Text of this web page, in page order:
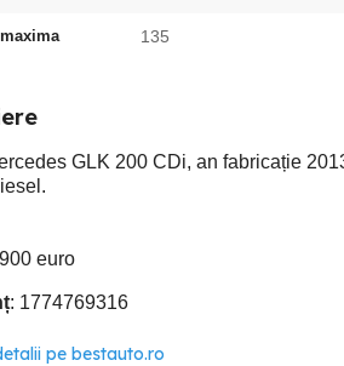
135
GLK 200 CDi, an fabricație
euro
: 1774769316
pe bestauto.ro